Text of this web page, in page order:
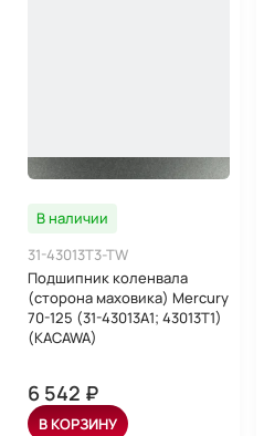
В наличии
31-43013T3-TW
Подшипник коленвала
(сторона маховика) Mercury
70-125 (31-43013A1; 43013T1)
(KACAWA)
6 542 ₽
В КОРЗИНУ